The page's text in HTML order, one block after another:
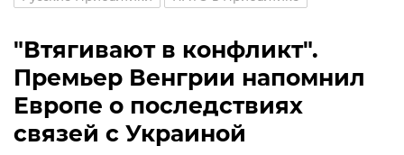
"Втягивают в конфликт".
Премьер Венгрии напомнил
Европе о последствиях
связей с Украиной